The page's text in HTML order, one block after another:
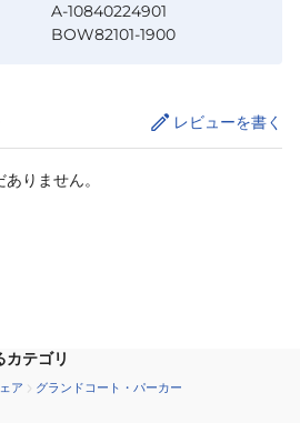
A-10840224901
BOW82101-1900
レビューを書く
りません。
カテゴリ
ア グランドコート・パーカー